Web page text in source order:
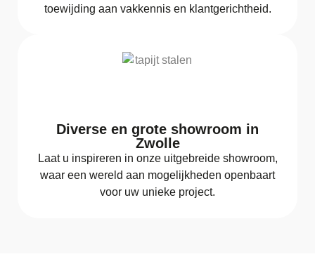
toewijding aan vakkennis en klantgerichtheid.
Diverse en grote showroom in
Zwolle
Laat u inspireren in onze uitgebreide showroom,
waar een wereld aan mogelijkheden openbaart
voor uw unieke project.